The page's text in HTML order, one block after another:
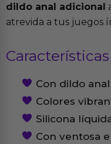
dildo anal adicional
atrevida a tus juegos
Características
Con dildo anal
Colores
Silicona
Con ventosa